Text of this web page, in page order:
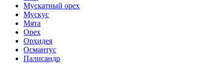
Мускатный орех
Мускус
Мята
Орех
Орхидея
Османтус
Палисандр